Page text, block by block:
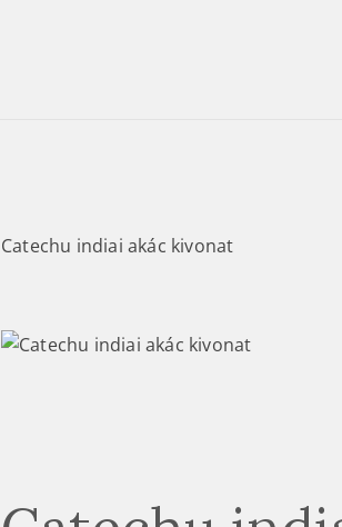
Catechu indiai akác kivonat